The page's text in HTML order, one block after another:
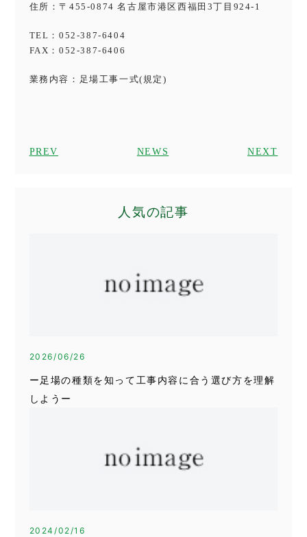
住所：〒455-0874 名古屋市港区西福田3丁目924-1
TEL：052-387-6404
FAX：052-387-6406
業務内容：足場工事一式(規定)
PREV NEWS NEXT
人気の記事
2026/06/26
ー足場の種類を知って工事内容に合う選び方を理解
しようー
2024/02/16